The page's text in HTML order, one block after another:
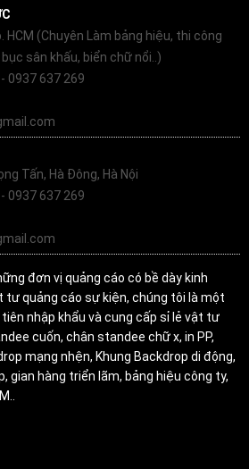
HCM (Chuyên Làm bảng hiệu, thi công
sân khấu, biển chữ nổi..)
0937 637 269
Tấn, Hà Đông, Hà Nội
0937 637 269
đơn vị quảng cáo có bề dày kinh
tư quảng cáo sự kiện, chúng tôi là một
nhập khẩu và cung cấp sỉ lẻ vật tư
cuốn, chân standee chữ x, in PP,
mạng nhện, Khung Backdrop di động,
gian hàng triển lãm, bảng hiệu công ty,